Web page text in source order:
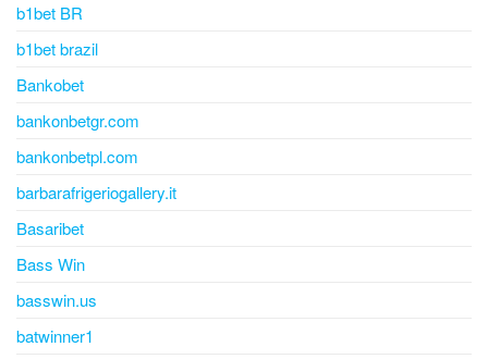
b1bet BR
b1bet brazil
Bankobet
bankonbetgr.com
bankonbetpl.com
barbarafrigeriogallery.it
Basaribet
Bass Win
basswin.us
batwinner1